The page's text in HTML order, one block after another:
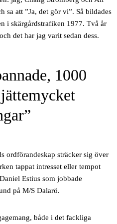
sa att ”Ja, det gör vi”. Så bildades
i skärgårdstrafiken 1977. Två år
det har jag varit sedan dess.
1000
ordförandeskap sträcker sig över
tappat intresset eller tempot
Estius som jobbade
på M/S Dalarö.
både i det fackliga